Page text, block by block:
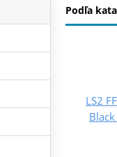
Podľa
LS2